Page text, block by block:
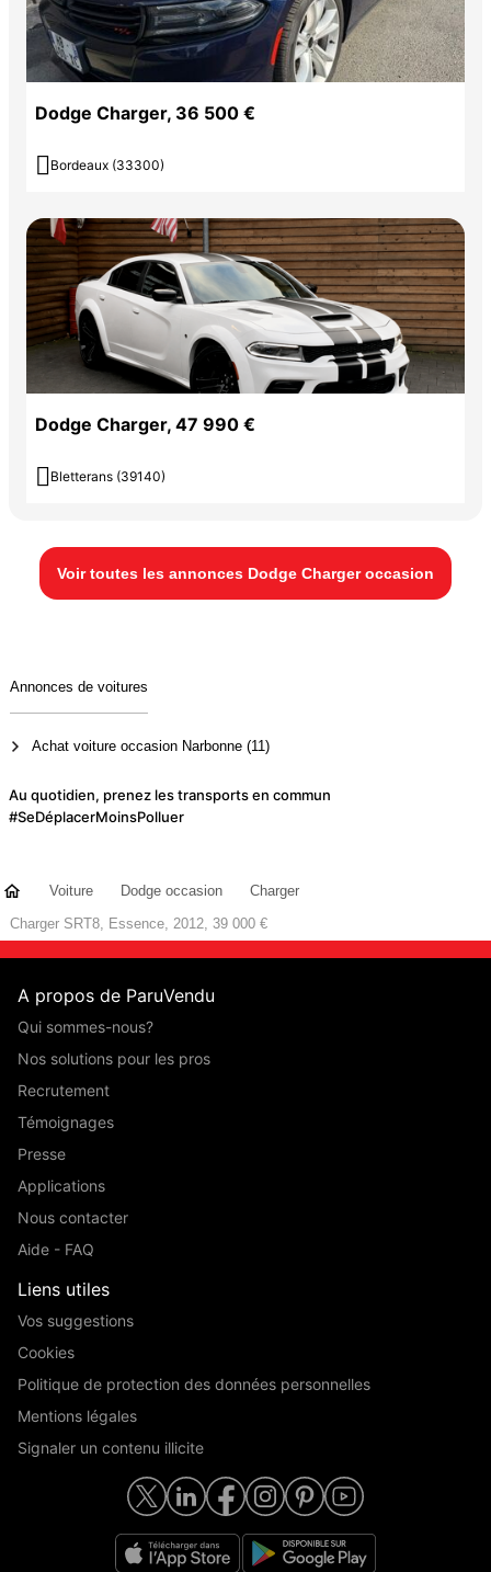
Dodge Charger, 36 500 €
 Bordeaux (33300)
Dodge Charger, 47 990 €
 Bletterans (39140)
Voir toutes les annonces Dodge Charger occasion
Annonces de voitures
Achat voiture occasion Narbonne (11)
Au quotidien, prenez les transports en commun
#SeDéplacerMoinsPolluer
Voiture Dodge occasion
Charger
Charger SRT8, Essence, 2012, 39 000 €
A propos de ParuVendu
Qui sommes-nous?
Nos solutions pour les pros
Recrutement
Témoignages
Presse
Applications
Nous contacter
Aide - FAQ
Liens utiles
Vos suggestions
Cookies
Politique de protection des données personnelles
Mentions légales
Signaler un contenu illicite